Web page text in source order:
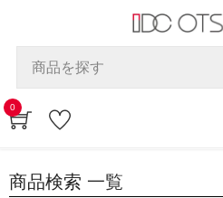
0
商品検索 一覧